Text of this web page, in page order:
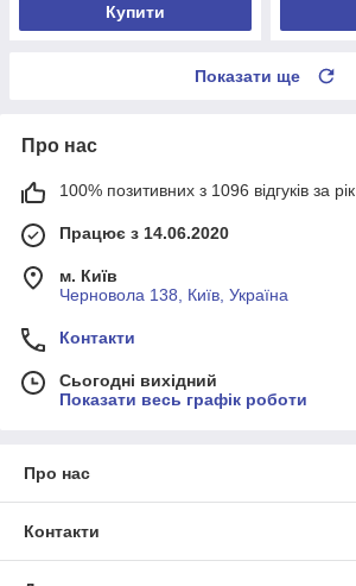
Купити
Показати ще
Про нас
100% позитивних з 1096 відгуків за рік
Працює з 14.06.2020
м. Київ
Черновола 138, Київ, Україна
Контакти
Сьогодні вихідний
Показати весь графік роботи
Про нас
Контакти